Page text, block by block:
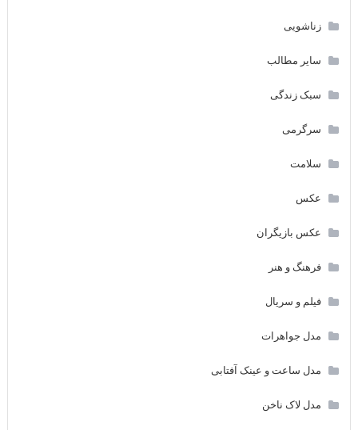
زناشویی
سایر مطالب
سبک زندگی
سرگرمی
سلامت
عکس
عکس بازیگران
فرهنگ و هنر
فیلم و سریال
مدل جواهرات
مدل ساعت و عینک آفتابی
مدل لاک ناخن